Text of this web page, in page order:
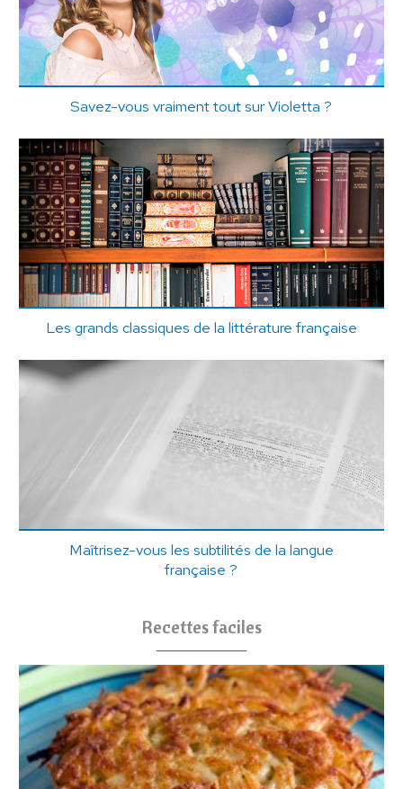
Savez-vous vraiment tout sur Violetta ?
Les grands classiques de la littérature française
Maîtrisez-vous les subtilités de la langue
française ?
Recettes faciles